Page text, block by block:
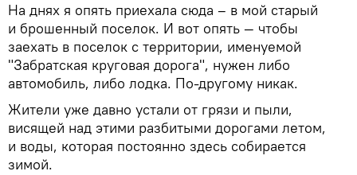
На днях я опять приехала сюда – в мой старый
и брошенный поселок. И вот опять — чтобы
заехать в поселок с территории, именуемой
"Забратская круговая дорога", нужен либо
автомобиль, либо лодка. По-другому никак.
Жители уже давно устали от грязи и пыли,
висящей над этими разбитыми дорогами летом,
и воды, которая постоянно здесь собирается
зимой.